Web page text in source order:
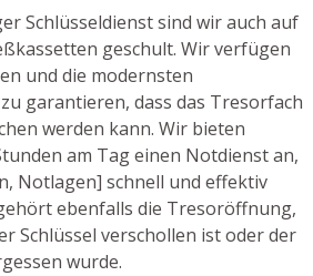
Schlüsseldienst sind wir auch auf
geschult. Wir verfügen
und die modernsten
garantieren, dass das Tresorfach
werden kann. Wir bieten
am Tag einen Notdienst an,
Notlagen] schnell und effektiv
ebenfalls die Tresoröffnung,
Schlüssel verschollen ist oder der
wurde.